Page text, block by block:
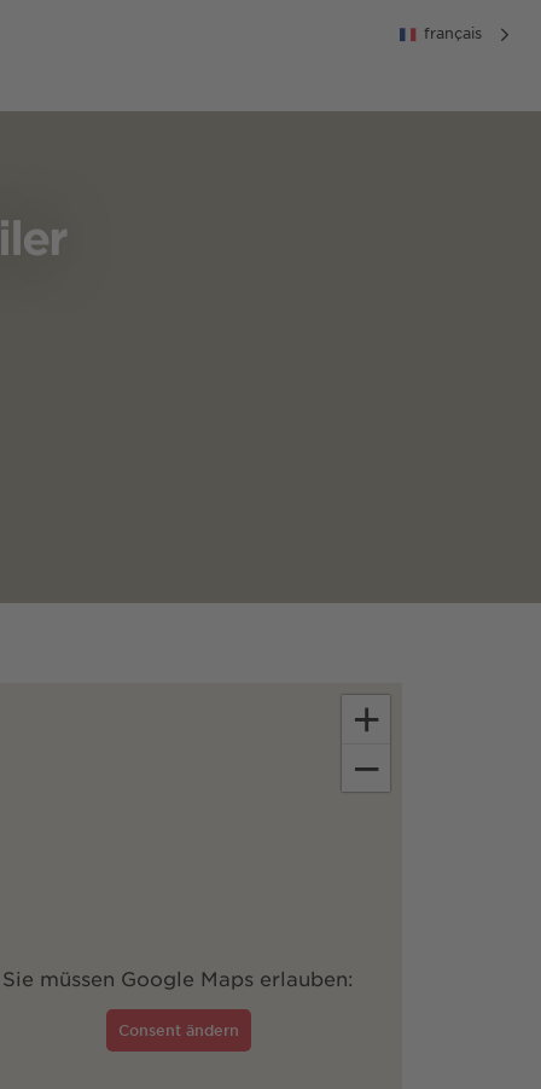
français
Sie müssen Google Maps erlauben:
Consent ändern
+
−